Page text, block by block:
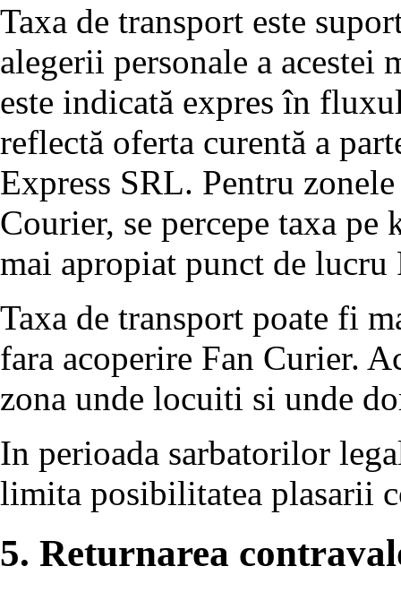
Taxa de transport este
alegerii personale a
este indicată expres în
reflectă oferta curentă a
Express SRL. Pentru
Courier, se percepe taxa
mai apropiat punct de
Taxa de transport poate fi
fara acoperire Fan Curier.
zona unde locuiti si unde
In perioada sarbatorilor
limita posibilitatea plasarii
5. Returnarea